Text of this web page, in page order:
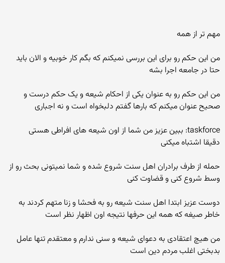
مهم تر از همه
من این حکم رو برای این بررسی نمیکنم که بگم کار خوبیه و الان باید
حتا در جامعه اجرا بشه
من این حکم رو به عنوان یکی از احکام شیعه و یک حکم درست و
صحیح عنوان میکنم که بارها گفتم دلبخواه است و نه اجباری
taskforce: ببین عزیز من شما از اون شیعه های افراطی هستی
دقیقا اشتباه میکنی
حمله از طرف برادران اهل سنت شروع شده و شما نمیتونی بحث رو از
وسط شروع کنی و قضاوت کنی
دوست عزیز ابتدا اهل سنت شیعه رو به فحشا و زنا متهم کردند به
خاطر صیغه که همه این حرفها نتیجه اون اظهار نظر است
من هیچ اعتقادی به دعوای شیعه و سنی ندارم و معتقدم تنها عامل
بدبختی اغلب مردم دین است